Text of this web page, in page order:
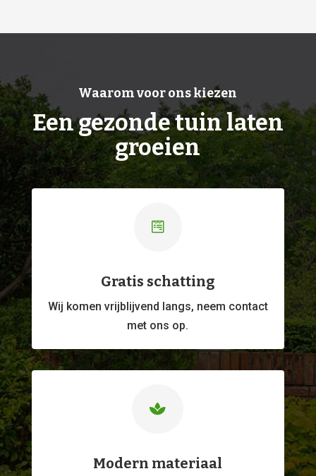
Waarom voor ons kiezen
Een gezonde tuin laten
groeien

Gratis schatting
Wij komen vrijblijvend langs, neem contact
met ons op.

Modern materiaal